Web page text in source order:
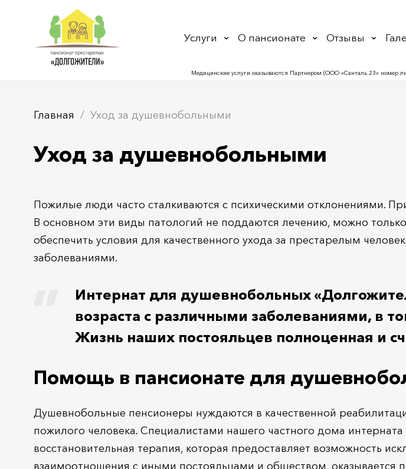
Услуги О пансионате Отзывы
Медицинские услуги оказываются Партнером (ООО «Санталь 23» номер
Главная Уход за душевнобольными
Уход за душевнобольными
Пожилые люди часто сталкиваются с психическими отклонениями.
В основном эти виды патологий не поддаются лечению, можно
обеспечить условия для качественного ухода за престарелым
заболеваниями.
Интернат для душевнобольных
возраста с различными заболеваниями, в
Жизнь наших постояльцев полноценная и
Помощь в пансионате для
Душевнобольные пенсионеры нуждаются в качественной
пожилого человека. Специалистами нашего частного дома
восстановительная терапия, которая предоставляет возможность
взаимоотношения с иными постояльцами и обществом,